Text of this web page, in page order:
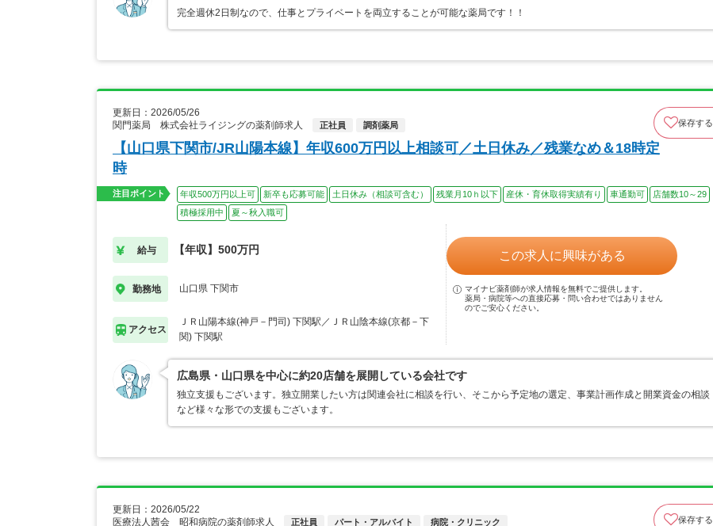
完全週休2日制なので、仕事とプライベートを両立することが可能な薬局です！！
更新日：2026/05/26
関門薬局 株式会社ライジングの薬剤師求人
正社員 調剤薬局 保存する
【山口県下関市/JR山陽本線】年収600万円以上相談可／土日休み／残業なめ＆18時定
時
注目ポイント 年収500万円以上可 新卒も応募可能 土日休み（相談可含む） 残業月10ｈ以下 産休・育休取得実績有り 車通勤可
店舗数10～29
積極採用中
夏～秋入職可
給与 【年収】500万円
勤務地 山口県 下関市
アクセス
ＪＲ山陽本線(神戸－門司) 下関駅／ＪＲ山陰本線(京都－下
関) 下関駅
この求人に興味がある
マイナビ薬剤師が求人情報を無料でご提供します。
薬局・病院等への直接応募・問い合わせではありません
のでご安心ください。
広島県・山口県を中心に約20店舗を展開している会社です
独立支援もございます。独立開業したい方は関連会社に相談を行い、そこから予定地の選定、事業計画作成と開業資金の相談
など様々な形での支援もございます。
更新日：2026/05/22
医療法人茜会 昭和病院の薬剤師求人
正社員 パート・アルバイト 病院・クリニック 保存する